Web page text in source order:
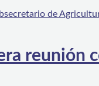
reunión